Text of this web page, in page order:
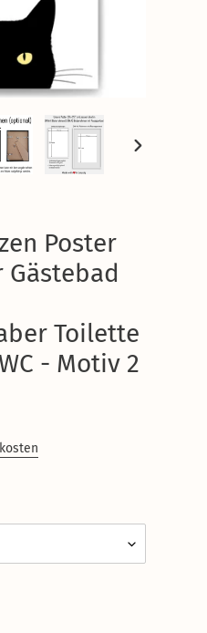
Poster
Gästebad
Toilette
- Motiv 2